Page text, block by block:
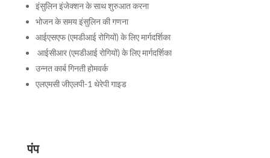
इंसुलिन इंजेक्शन के साथ शुरुआत करना
भोजन के समय इंसुलिन की गणना
आईएसएफ (एमडीआई रोगियों) के लिए मार्गदर्शिका
आईसीआर (एमडीआई रोगियों) के लिए मार्गदर्शिका
उन्नत कार्ब गिनती होमवर्क
एलएमसी जीएलपी-1 थेरेपी गाइड
पंप